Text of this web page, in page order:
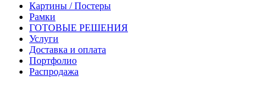
Картины / Постеры
Рамки
ГОТОВЫЕ РЕШЕНИЯ
Услуги
Доставка и оплата
Портфолио
Распродажа